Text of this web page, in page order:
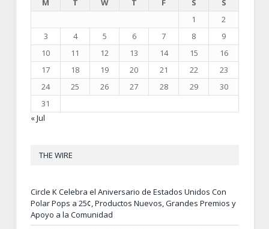
M
T W T F S
S
1
2
3
4 5 6 7 8
9
10
11 12 13 14 15
16
17
18 19 20 21 22
23
24
25 26 27 28 29
30
31
« Jul
THE WIRE
Circle K Celebra el Aniversario de Estados Unidos Con
Polar Pops a 25¢, Productos Nuevos, Grandes Premios y
Apoyo a la Comunidad